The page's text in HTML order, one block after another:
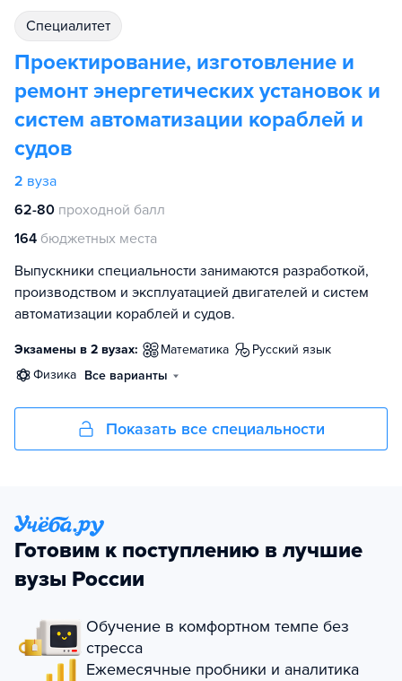
специалитет
Проектирование, изготовление и
ремонт энергетических установок и
систем автоматизации кораблей и
судов
2 вуза
62-80 проходной балл
164 бюджетных места
Выпускники специальности занимаются разработкой,
производством и эксплуатацией двигателей и систем
автоматизации кораблей и судов.
Экзамены в 2 вузах: математика
русский язык
физика Все варианты
Показать все специальности
Готовим к поступлению в лучшие
вузы России
Обучение в комфортном темпе без
стресса
Ежемесячные пробники и аналитика